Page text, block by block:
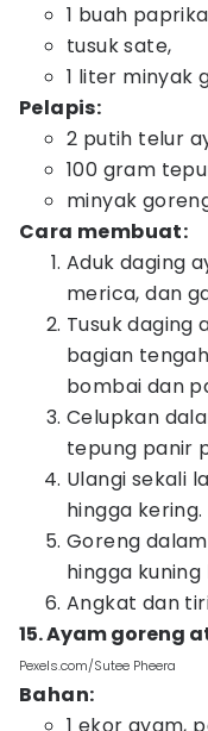
1 buah
tusuk sate,
1 liter minyak
Pelapis:
2 putih telur
100 gram
minyak
Cara membuat:
Aduk daging
merica, dan
Tusuk daging
bagian
bombai dan
Celupkan
tepung panir
Ulangi sekali
hingga kering.
Goreng
hingga kuning
Angkat dan
15. Ayam goreng
Pexels.com/Sutee Pheera
Bahan: